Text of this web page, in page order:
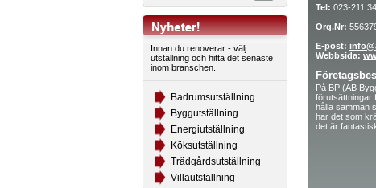
Innan du renoverar - välj
utställning och hitta det senaste
inom branschen.
Badrumsutställning
Byggutställning
Energiutställning
Köksutställning
Trädgårdsutställning
Villautställning
Tel: 023-211 34
Org.Nr:
E-post:
Webbsida:
På BP (AB
förutsättningar
hålla samman
har det som
det är